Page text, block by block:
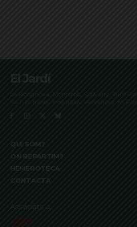
El Jardí
La Bonanova, Monterols, Galvany, Turó
les Tres Torres, Pedralbes, Vallvidrera, les
QUI SOM?
ON REPARTIM?
HEMEROTECA
CONTACTA
Associats a: